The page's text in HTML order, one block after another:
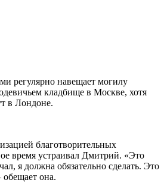
регулярно навещает могилу
кладбище в Москве, хотя
в Лондоне.
благотворительных
время устраивал Дмитрий. «Это
я должна обязательно сделать. Это
она.